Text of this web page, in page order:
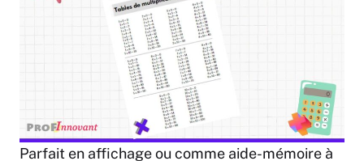
Parfait en affichage ou comme aide-mémoire à